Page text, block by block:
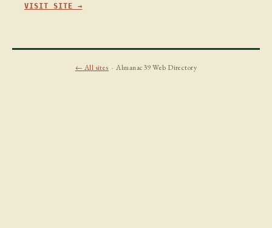
VISIT SITE →
← All sites · Almanac39 Web Directory